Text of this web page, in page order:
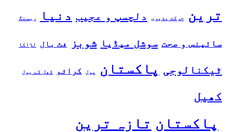
ترین
حرکت پذیری دلچسپ و عجیب دنیا ریسنگ
سائینس و صحت سوشل میڈیا شوبز فٹ بال لڑاکا
ٹیکنالوجی پاکستان پول کرائم کھل کے بول
کھیل
پاکستان تازہ ترین